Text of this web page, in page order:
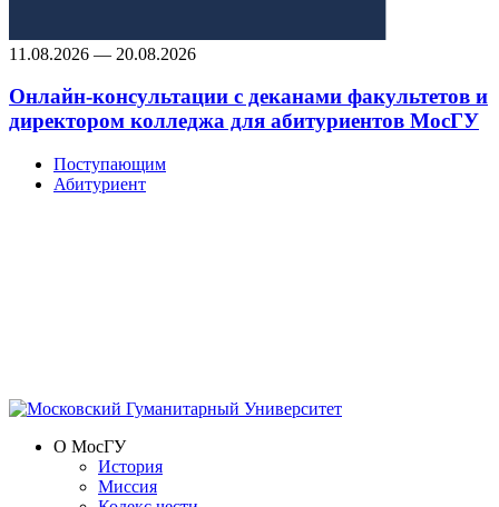
11.08.2026 — 20.08.2026
Онлайн-консультации с деканами факультетов и
директором колледжа для абитуриентов МосГУ
Поступающим
Абитуриент
О МосГУ
История
Миссия